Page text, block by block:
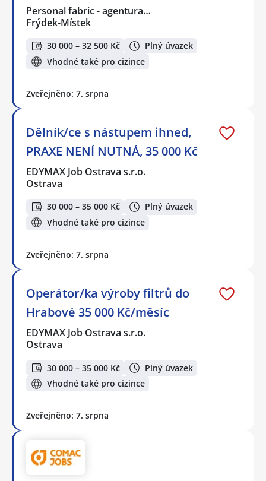
Personal fabric - agentura…
Frýdek-Místek
30 000 – 32 500 Kč
Plný úvazek
Vhodné také pro cizince
Zveřejněno: 7. srpna
Dělník/ce s nástupem ihned,
PRAXE NENÍ NUTNÁ, 35 000 Kč
EDYMAX Job Ostrava s.r.o.
Ostrava
30 000 – 35 000 Kč
Plný úvazek
Vhodné také pro cizince
Zveřejněno: 7. srpna
Operátor/ka výroby filtrů do
Hrabové 35 000 Kč/měsíc
EDYMAX Job Ostrava s.r.o.
Ostrava
30 000 – 35 000 Kč
Plný úvazek
Vhodné také pro cizince
Zveřejněno: 7. srpna